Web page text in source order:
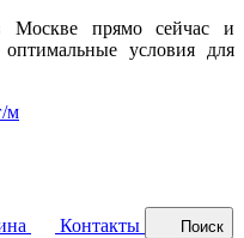
Москве прямо сейчас и
условия для
м
Контакты Поиск